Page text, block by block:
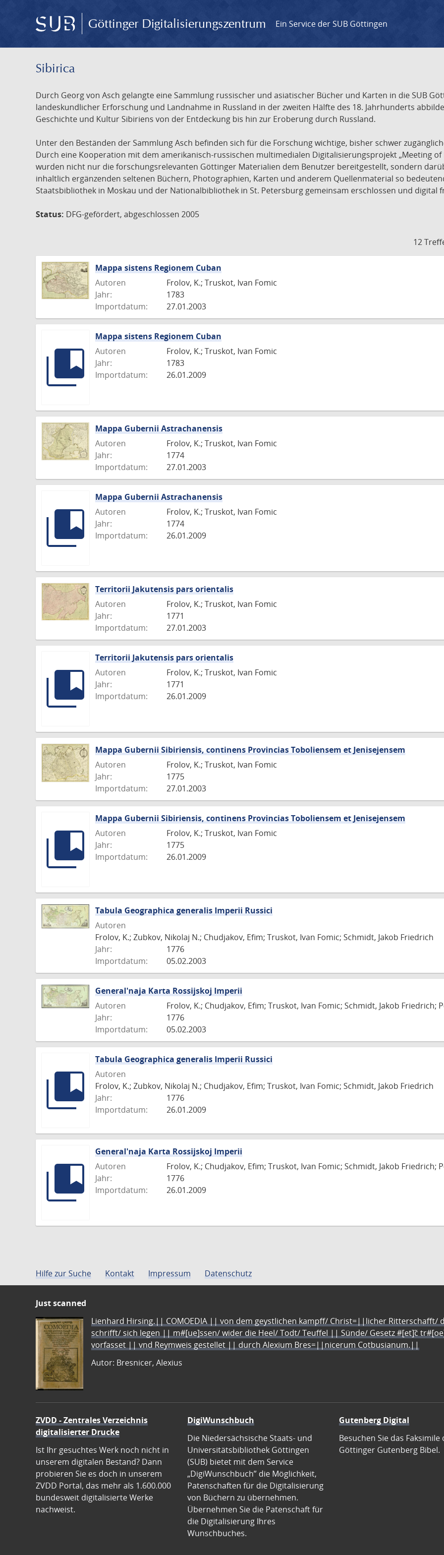
Göttinger Digitalisierungszentrum Ein Service der SUB Göttingen
Sibirica
Durch Georg von Asch gelangte eine Sammlung russischer und asiatischer Bücher und Karten in die SUB
landeskundlicher Erforschung und Landnahme in Russland in der zweiten Hälfte des 18. Jahrhunderts
Geschichte und Kultur Sibiriens von der Entdeckung bis hin zur Eroberung durch Russland.
Unter den Beständen der Sammlung Asch befinden sich für die Forschung wichtige, bisher schwer
Durch eine Kooperation mit dem amerikanisch-russischen multimedialen Digitalisierungsprojekt „Meeting
wurden nicht nur die forschungsrelevanten Göttinger Materialien dem Benutzer bereitgestellt, sondern
inhaltlich ergänzenden seltenen Büchern, Photographien, Karten und anderem Quellenmaterial so
Staatsbibliothek in Moskau und der Nationalbibliothek in St. Petersburg gemeinsam erschlossen und digital
Status: DFG-gefördert, abgeschlossen 2005
12
Mappa sistens Regionem Cuban
Autoren
Frolov, K.; Truskot, Ivan Fomic
Jahr:
1783
Importdatum:
27.01.2003
Mappa sistens Regionem Cuban
Autoren
Frolov, K.; Truskot, Ivan Fomic
Jahr:
1783
Importdatum:
26.01.2009
Mappa Gubernii Astrachanensis
Autoren
Frolov, K.; Truskot, Ivan Fomic
Jahr:
1774
Importdatum:
27.01.2003
Mappa Gubernii Astrachanensis
Autoren
Frolov, K.; Truskot, Ivan Fomic
Jahr:
1774
Importdatum:
26.01.2009
Territorii Jakutensis pars orientalis
Autoren
Frolov, K.; Truskot, Ivan Fomic
Jahr:
1771
Importdatum:
27.01.2003
Territorii Jakutensis pars orientalis
Autoren
Frolov, K.; Truskot, Ivan Fomic
Jahr:
1771
Importdatum:
26.01.2009
Mappa Gubernii Sibiriensis, continens Provincias Toboliensem et Jenisejensem
Autoren
Frolov, K.; Truskot, Ivan Fomic
Jahr:
1775
Importdatum:
27.01.2003
Mappa Gubernii Sibiriensis, continens Provincias Toboliensem et Jenisejensem
Autoren
Frolov, K.; Truskot, Ivan Fomic
Jahr:
1775
Importdatum:
26.01.2009
Tabula Geographica generalis Imperii Russici
Autoren
Frolov, K.; Zubkov, Nikolaj N.; Chudjakov, Efim; Truskot, Ivan Fomic; Schmidt, Jakob Friedrich
Jahr:
1776
Importdatum:
05.02.2003
General'naja Karta Rossijskoj Imperii
Autoren
Frolov, K.; Chudjakov, Efim; Truskot, Ivan Fomic; Schmidt, Jakob Friedrich;
Jahr:
1776
Importdatum:
05.02.2003
Tabula Geographica generalis Imperii Russici
Autoren
Frolov, K.; Zubkov, Nikolaj N.; Chudjakov, Efim; Truskot, Ivan Fomic; Schmidt, Jakob Friedrich
Jahr:
1776
Importdatum:
26.01.2009
General'naja Karta Rossijskoj Imperii
Autoren
Frolov, K.; Chudjakov, Efim; Truskot, Ivan Fomic; Schmidt, Jakob Friedrich;
Jahr:
1776
Importdatum:
26.01.2009
Hilfe zur Suche Kontakt Impressum Datenschutz
Just scanned
Lienhard Hirsing.|| COMOEDIA || von dem geystlichen kampff/ Christ=||licher Ritterschafft/
schrifft/ sich legen || m#[ue]ssen/ wider die Heel/ Todt/ Teuffel || Sünde/ Gesetz #[et]c̃
vorfasset || vnd Reymweis gestellet || durch Alexium Bres=||nicerum Cotbusianum.||
Autor: Bresnicer, Alexius
ZVDD - Zentrales Verzeichnis
digitalisierter Drucke
Ist Ihr gesuchtes Werk noch nicht in
unserem digitalen Bestand? Dann
probieren Sie es doch in unserem
ZVDD Portal, das mehr als 1.600.000
bundesweit digitalisierte Werke
nachweist.
DigiWunschbuch
Die Niedersächsische Staats- und
Universitätsbibliothek Göttingen
(SUB) bietet mit dem Service
„DigiWunschbuch” die Möglichkeit,
Patenschaften für die Digitalisierung
von Büchern zu übernehmen.
Übernehmen Sie die Patenschaft für
die Digitalisierung Ihres
Wunschbuches.
Gutenberg Digital
Besuchen Sie das Faksimile
Göttinger Gutenberg Bibel.